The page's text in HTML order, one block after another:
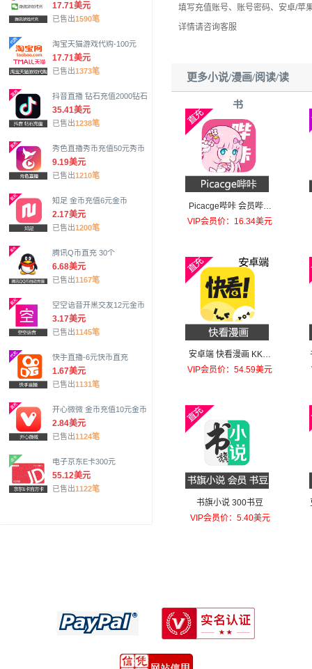
17.71美元
已售出1590笔
淘宝天猫游戏代购-100元
17.71美元
已售出1373笔
抖音直播 钻石充值2000钻石
35.41美元
已售出1238笔
秀色直播秀币充值50元秀币
9.19美元
已售出1210笔
知足 金币充值6元金币
2.17美元
已售出1200笔
腾讯Q币直充 30个
6.68美元
已售出1167笔
空空语音开黑交友12元金币
3.17美元
已售出1145笔
快手直播-6元快币直充
1.67美元
已售出1131笔
开心微微 金币充值10元金币
2.84美元
已售出1124笔
电子京东E卡300元
55.12美元
已售出1122笔
填写充值账号、账号密码、安卓/苹
详情请咨询客服
更多小说/漫画/阅读/读
书
Picacge哔咔 会员哔看
年会员
VIP会员价：16.34美元
安卓端 快看漫画 KK币
会员充值328元KK币
VIP会员价：54.59美元
书旗小说 300书豆
VIP会员价：5.40美元